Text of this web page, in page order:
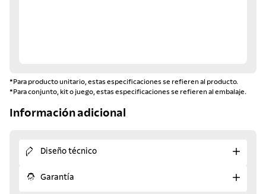
*Para producto unitario, estas especificaciones se refieren al producto.
*Para conjunto, kit o juego, estas especificaciones se refieren al embalaje.
Información adicional
Diseño técnico
Garantía